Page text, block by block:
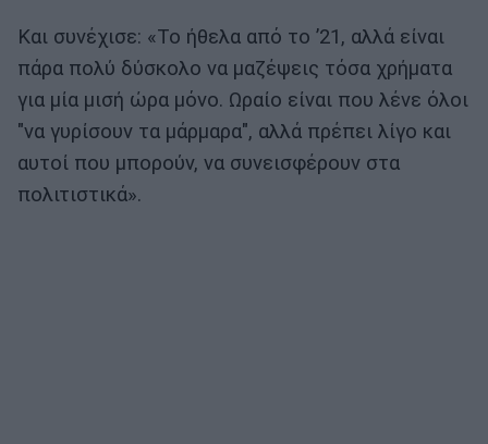
Και συνέχισε: «Το ήθελα από το ’21, αλλά είναι
πάρα πολύ δύσκολο να μαζέψεις τόσα χρήματα
για μία μισή ώρα μόνο. Ωραίο είναι που λένε όλοι
"να γυρίσουν τα μάρμαρα", αλλά πρέπει λίγο και
αυτοί που μπορούν, να συνεισφέρουν στα
πολιτιστικά».